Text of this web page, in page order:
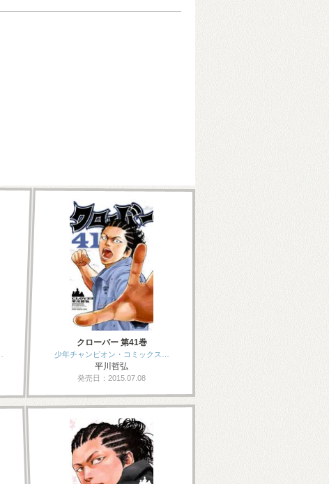
クローバー 第41巻
少年チャンピオン・コミックス…
平川哲弘
発売日：2015.07.08